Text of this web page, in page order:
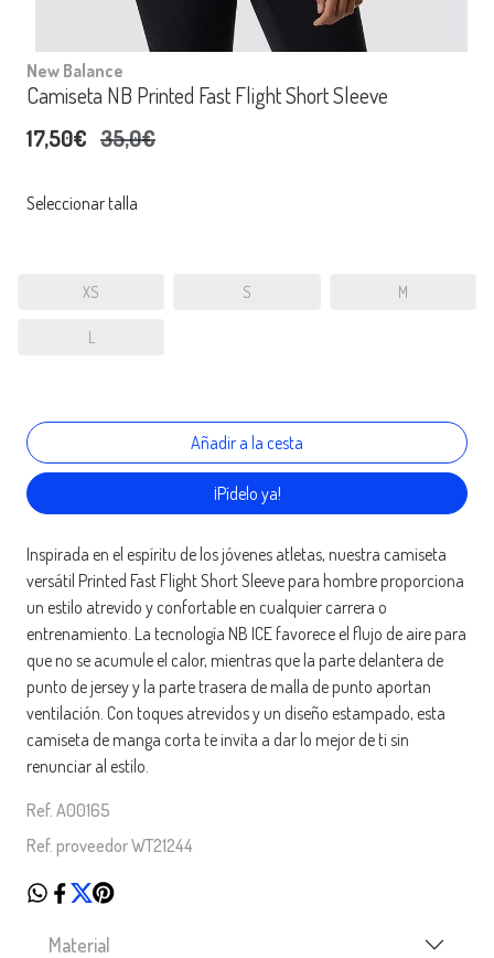
New Balance
Camiseta NB Printed Fast Flight Short Sleeve
17,50€ 35,0€
Seleccionar talla
XS S M
L
¡Pídelo ya!
Inspirada en el espíritu de los jóvenes atletas, nuestra camiseta
versátil Printed Fast Flight Short Sleeve para hombre proporciona
un estilo atrevido y confortable en cualquier carrera o
entrenamiento. La tecnología NB ICE favorece el flujo de aire para
que no se acumule el calor, mientras que la parte delantera de
punto de jersey y la parte trasera de malla de punto aportan
ventilación. Con toques atrevidos y un diseño estampado, esta
camiseta de manga corta te invita a dar lo mejor de ti sin
renunciar al estilo.
Ref. A00165
Ref. proveedor WT21244
Material